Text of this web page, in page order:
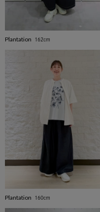
Plantation 162cm
Plantation 160cm